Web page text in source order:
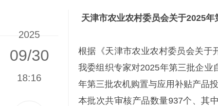
2025
09/30
18:16
天津市农业农村委员会关于2025
根据《天津市农业农村委员会关于
我委组织专家对2025年第三批企业
年第三批农机购置与应用补贴产品
本批次共审核产品数量937个、其